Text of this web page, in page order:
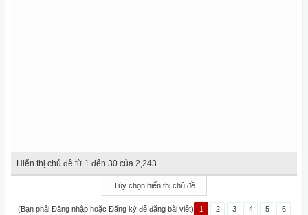
Hiển thị chủ đề từ 1 đến 30 của 2,243
Tùy chọn hiển thị chủ đề
(Bạn phải Đăng nhập hoặc Đăng ký để đăng bài viết) 1 2 3 4 5
6